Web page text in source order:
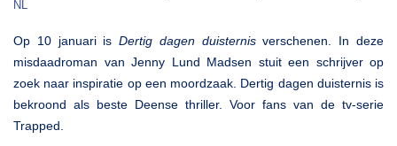
–
Dertig
dagen
duisternis
NL
Op 10 januari isDertig dagen duisternisverschenen. In deze
misdaadroman van Jenny Lund Madsen stuit een schrijver op
zoek naar inspiratie op een moordzaak. Dertig dagen duisternis is
bekroond als beste Deense thriller. Voor fans van de tv-serie
Trapped.